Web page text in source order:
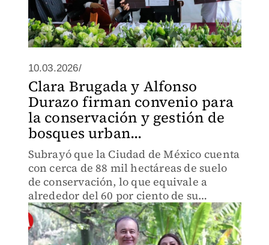
10.03.2026/
Clara Brugada y Alfonso
Durazo firman convenio para
la conservación y gestión de
bosques urban...
Subrayó que la Ciudad de México cuenta
con cerca de 88 mil hectáreas de suelo
de conservación, lo que equivale a
alrededor del 60 por ciento de su
territorio, un patrimonio ambiental que
contribuye a asegurar el presente y el
futuro de la metrópoli.